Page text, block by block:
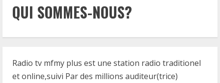
QUI SOMMES-NOUS?
Radio tv mfmy plus est une station radio traditionel
et online,suivi Par des millions auditeur(trice)